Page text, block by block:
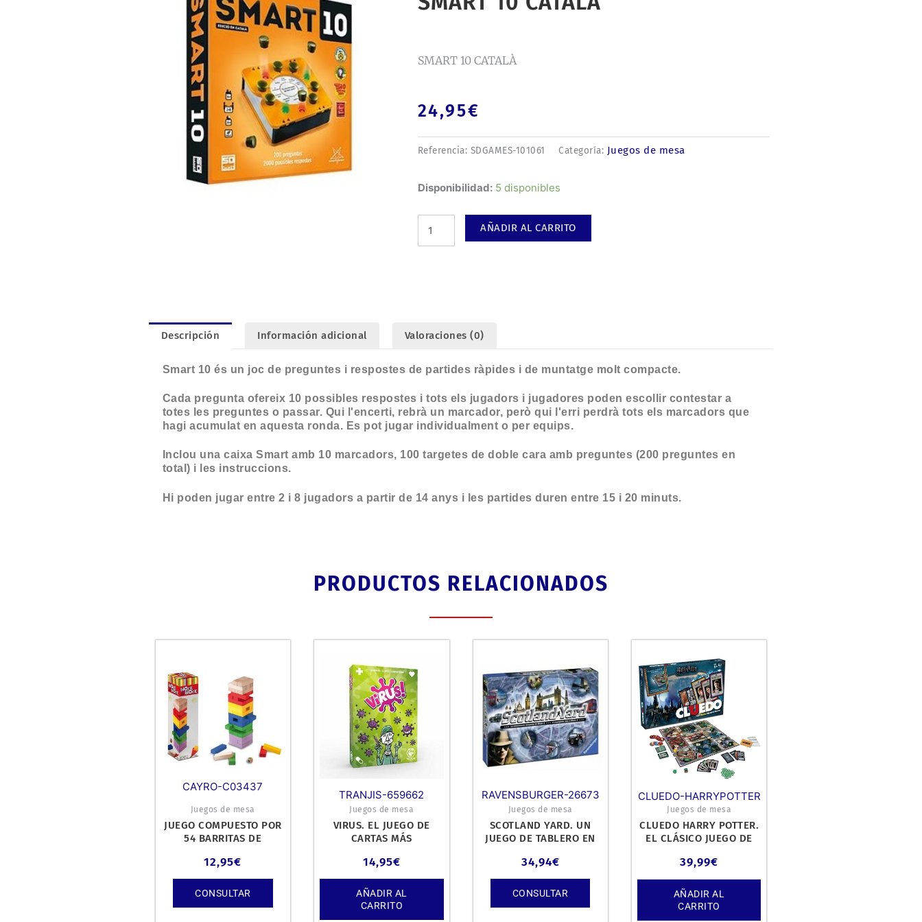
SMART 10 CATALÀ
24,95€
Referencia: SDGAMES-101061 Categoría: Juegos de mesa
Disponibilidad: 5 disponibles
SMART
cantidad
AÑADIR AL CARRITO
Descripción Información adicional Valoraciones (0)
Smart 10 és un joc de preguntes i respostes de partides ràpides i de muntatge molt compacte.
Cada pregunta ofereix 10 possibles respostes i tots els jugadors i jugadores poden escollir contestar a
totes les preguntes o passar. Qui l'encerti, rebrà un marcador, però qui l'erri perdrà tots els marcadors que
hagi acumulat en aquesta ronda. Es pot jugar individualment o per equips.
Inclou una caixa Smart amb 10 marcadors, 100 targetes de doble cara amb preguntes (200 preguntes en
total) i les instruccions.
Hi poden jugar entre 2 i 8 jugadors a partir de 14 anys i les partides duren entre 15 i 20 minuts.
PRODUCTOS RELACIONADOS
CAYRO-C03437
Juegos de mesa
JUEGO COMPUESTO POR
54 BARRITAS DE
6 COLORES DIF
12,95€
CONSULTAR
TRANJIS-659662
Juegos de mesa
VIRUS. EL JUEGO DE
CARTAS MÁS
14,95€
AÑADIR AL
CARRITO
RAVENSBURGER-26673
Juegos de mesa
SCOTLAND YARD. UN
JUEGO DE TABLERO EN
LA CAPACIDA
34,94€
CONSULTAR
CLUEDO-HARRYPOTTER
Juegos de mesa
CLUEDO HARRY POTTER.
EL CLÁSICO JUEGO DE
FAMILIAR.
39,99€
AÑADIR AL
CARRITO